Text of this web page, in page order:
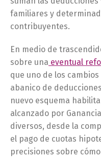
familiares y
contribuyentes.
En medio de
sobre una eventual
que uno de los
abanico de
nuevo esquema
alcanzado por
diversos, desde la
el pago de cuotas
precisiones sobre